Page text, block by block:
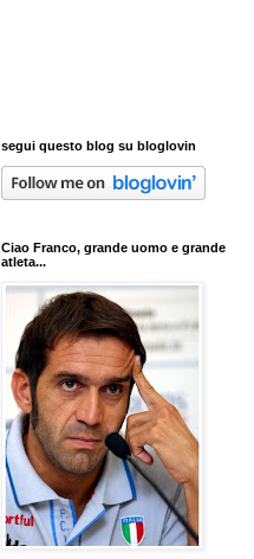
segui questo blog su bloglovin
Ciao Franco, grande uomo e grande
atleta...